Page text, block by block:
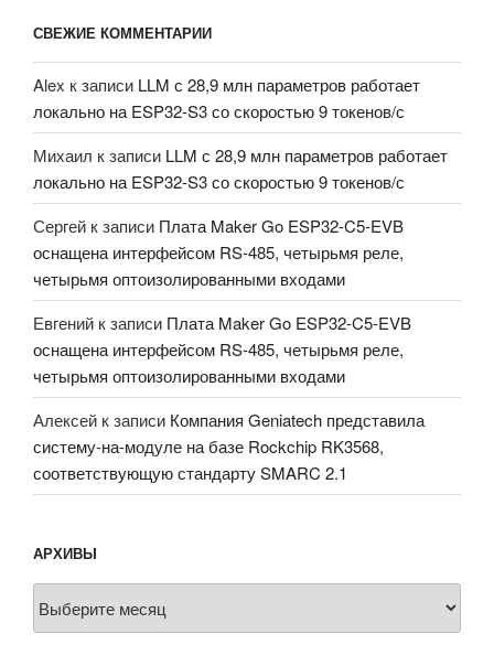
СВЕЖИЕ КОММЕНТАРИИ
Alex к записи LLM с 28,9 млн параметров работает
локально на ESP32-S3 со скоростью 9 токенов/с
Михаил к записи LLM с 28,9 млн параметров работает
локально на ESP32-S3 со скоростью 9 токенов/с
Сергей к записи Плата Maker Go ESP32-C5-EVB
оснащена интерфейсом RS-485, четырьмя реле,
четырьмя оптоизолированными входами
Евгений к записи Плата Maker Go ESP32-C5-EVB
оснащена интерфейсом RS-485, четырьмя реле,
четырьмя оптоизолированными входами
Алексей к записи Компания Geniatech представила
систему-на-модуле на базе Rockchip RK3568,
соответствующую стандарту SMARC 2.1
АРХИВЫ